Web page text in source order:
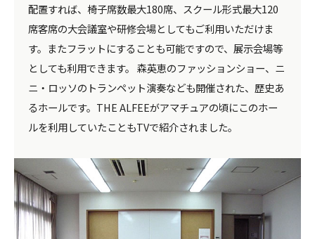
配置すれば、椅子席数最大180席、スクール形式最大120
席客席の大会議室や研修会場としてもご利用いただけま
す。またフラットにすることも可能ですので、展示会場等
としても利用できます。 森英恵のファッションショー、ニ
ニ・ロッソのトランペット演奏なども開催された、歴史あ
るホールです。THE ALFEEがアマチュアの頃にこのホー
ルを利用していたこともTVで紹介されました。